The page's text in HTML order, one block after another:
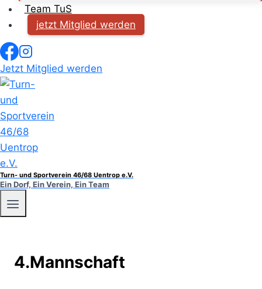
Team TuS
jetzt Mitglied werden
Jetzt Mitglied werden
Turn- und Sportverein 46/68 Uentrop e.V.
Ein Dorf, Ein Verein, Ein Team
4.Mannschaft